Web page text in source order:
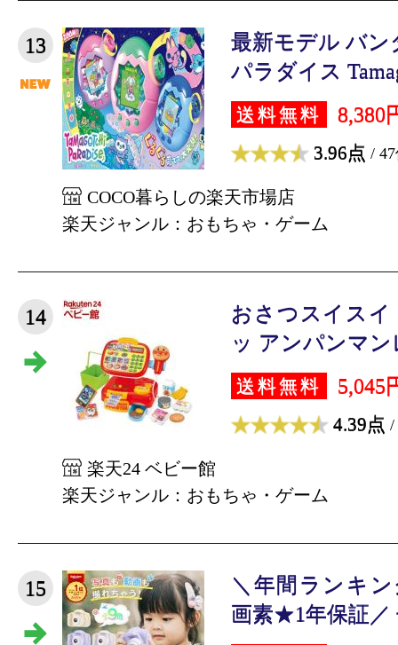
13
最新モデル バ
パラダイス
送料無料 8,380
3.96点 /
COCO暮らしの楽天市場店
楽天ジャンル：おもちゃ・ゲーム
14
おさつスイス
ッ アンパンマ
送料無料 5,045
4.39点 /
楽天24 ベビー館
楽天ジャンル：おもちゃ・ゲーム
15
＼年間ランキン
画素★1年保証／